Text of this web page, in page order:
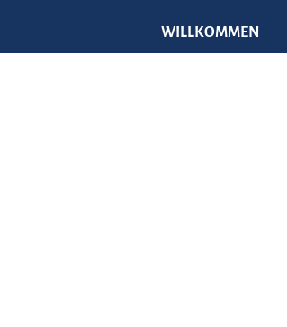
WILLKOMMEN